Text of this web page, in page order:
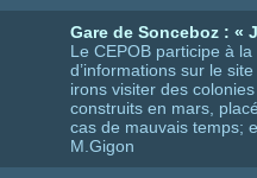
Gare de Sonceboz : «
Le CEPOB participe à
d’informations sur le
irons visiter des
construits en mars,
cas de mauvais temps;
M.Gigon